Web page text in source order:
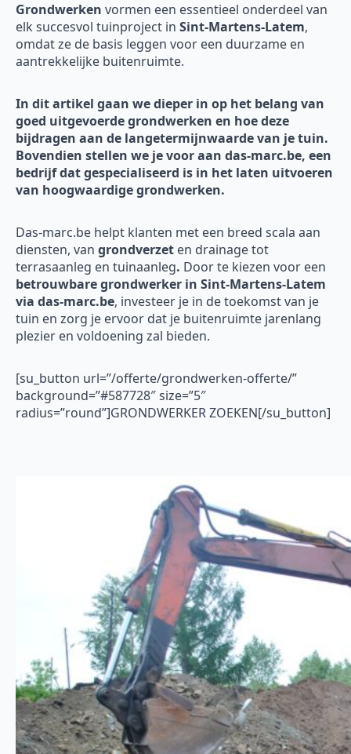
Grondwerken vormen een essentieel onderdeel van
elk succesvol tuinproject in Sint-Martens-Latem,
omdat ze de basis leggen voor een duurzame en
aantrekkelijke buitenruimte.
In dit artikel gaan we dieper in op het belang van
goed uitgevoerde grondwerken en hoe deze
bijdragen aan de langetermijnwaarde van je tuin.
Bovendien stellen we je voor aan das-marc.be, een
bedrijf dat gespecialiseerd is in het laten uitvoeren
van hoogwaardige grondwerken.
Das-marc.be helpt klanten met een breed scala aan
diensten, van grondverzet en drainage tot
terrasaanleg en tuinaanleg. Door te kiezen voor een
betrouwbare grondwerker in Sint-Martens-Latem
via das-marc.be, investeer je in de toekomst van je
tuin en zorg je ervoor dat je buitenruimte jarenlang
plezier en voldoening zal bieden.
[su_button url=”/offerte/grondwerken-offerte/”
background=”#587728″ size=”5″
radius=”round”]GRONDWERKER ZOEKEN[/su_button]